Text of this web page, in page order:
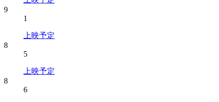
9
1
上映予定
8
5
上映予定
8
6